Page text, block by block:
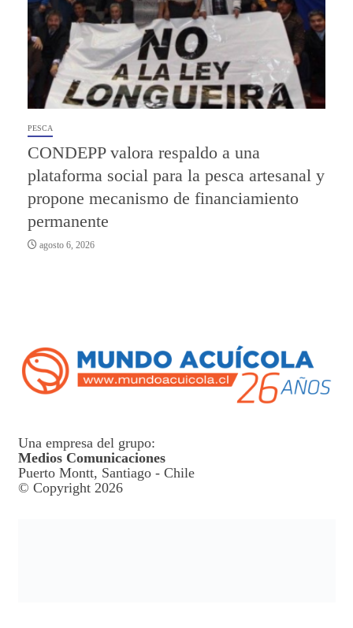
PESCA
CONDEPP valora respaldo a una
plataforma social para la pesca artesanal y
propone mecanismo de financiamiento
permanente
agosto 6, 2026
Una empresa del grupo:
Medios Comunicaciones
Puerto Montt, Santiago - Chile
© Copyright 2026